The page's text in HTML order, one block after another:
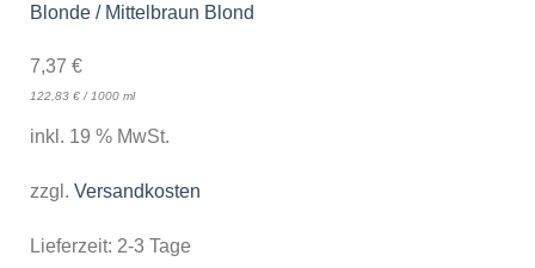
Blonde / Mittelbraun Blond
7,37 €
122,83 €/1000 ml
inkl. 19 % MwSt.
zzgl. Versandkosten
Lieferzeit: 2-3 Tage